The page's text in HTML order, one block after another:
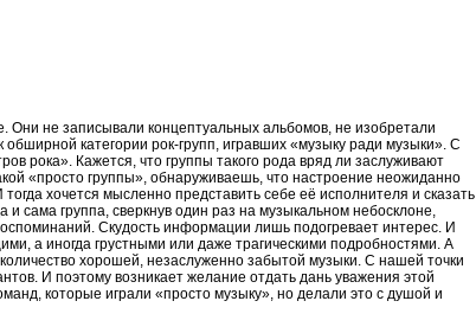
Они не записывали концептуальных альбомов, не изобретали
категории рок-групп, игравших «музыку ради музыки». С
рока». Кажется, что группы такого рода вряд ли заслуживают
«просто группы», обнаруживаешь, что настроение неожиданно
хочется мысленно представить себе её исполнителя и сказать
сама группа, сверкнув один раз на музыкальном небосклоне,
Скудость информации лишь подогревает интерес. И
а иногда грустными или даже трагическими подробностями. А
хорошей, незаслуженно забытой музыки. С нашей точки
И поэтому возникает желание отдать дань уважения этой
которые играли «просто музыку», но делали это с душой и